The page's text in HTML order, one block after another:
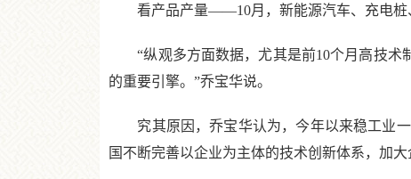
看产品产量——10月，新能源汽车、充电桩、
“纵观多方面数据，尤其是前10个月高技术
的重要引擎。”乔宝华说。
究其原因，乔宝华认为，今年以来稳工业一
国不断完善以企业为主体的技术创新体系，加